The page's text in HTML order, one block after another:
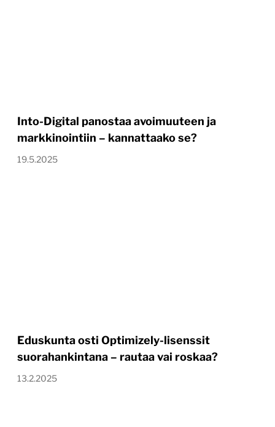
Into-Digital panostaa avoimuuteen ja
markkinointiin – kannattaako se?
19.5.2025
Eduskunta osti Optimizely-lisenssit
suorahankintana – rautaa vai roskaa?
13.2.2025